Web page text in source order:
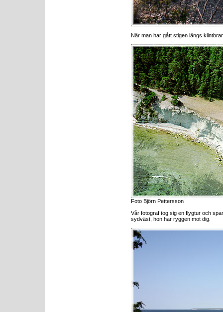
När man har gått stigen längs
Foto Björn Pettersson
Vår fotograf tog sig en flygtur och
sydväst, hon har ryggen mot dig.